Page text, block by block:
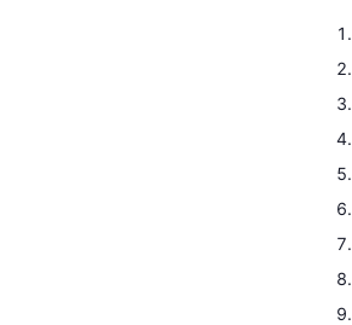
1.
2.
3.
4.
5.
6.
7.
8.
9.